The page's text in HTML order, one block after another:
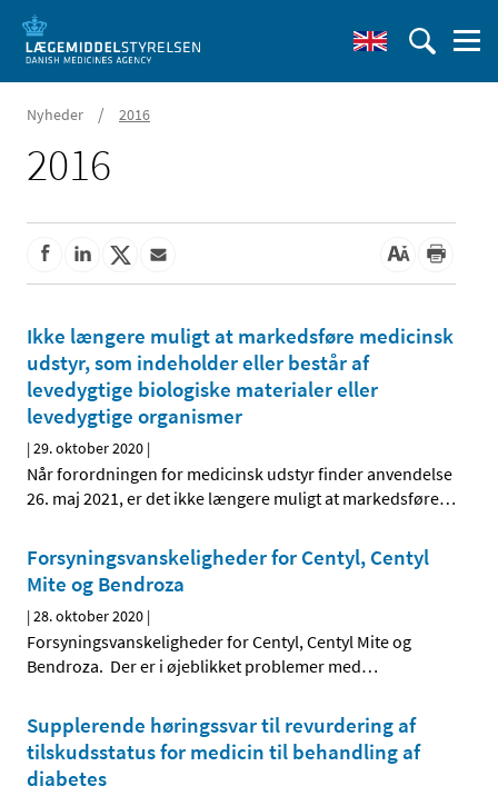
Nyheder / 2016
2016
Ikke længere muligt at markedsføre medicinsk
udstyr, som indeholder eller består af
levedygtige biologiske materialer eller
levedygtige organismer
|29. oktober 2020 |
Når forordningen for medicinsk udstyr finder anvendelse
26. maj 2021, er det ikke længere muligt at markedsføre…
Forsyningsvanskeligheder for Centyl, Centyl
Mite og Bendroza
|28. oktober 2020 |
Forsyningsvanskeligheder for Centyl, Centyl Mite og
Bendroza. Der er i øjeblikket problemer med…
Supplerende høringssvar til revurdering af
tilskudsstatus for medicin til behandling af
diabetes